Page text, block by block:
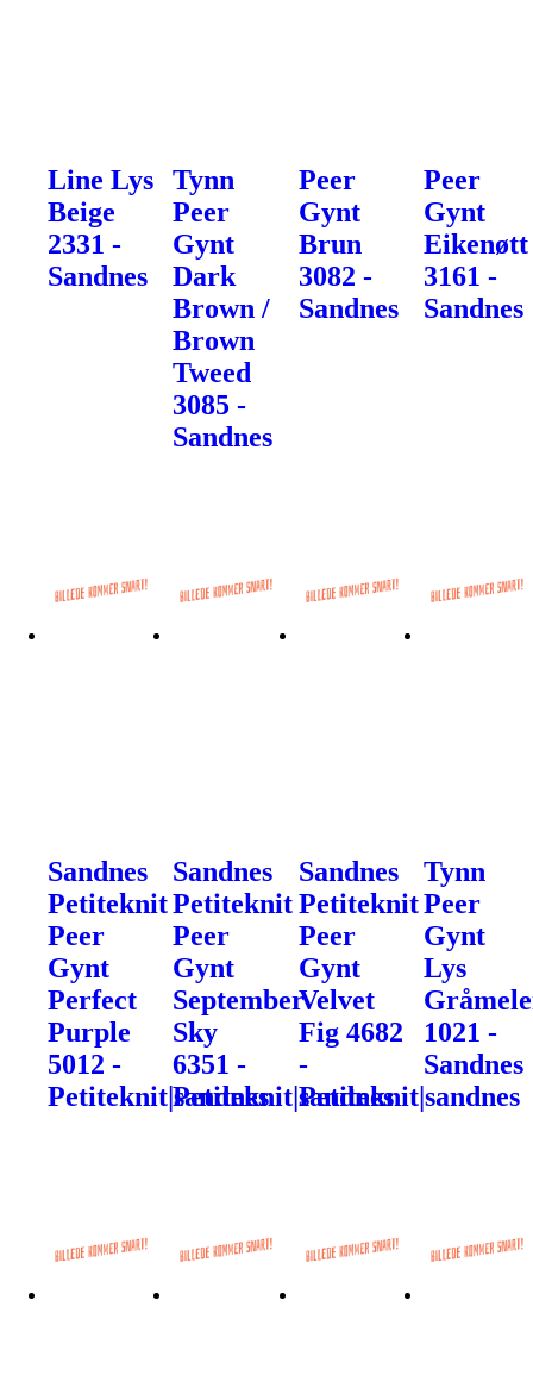
Line Lys
Beige
2331 -
Sandnes
Tynn
Peer
Gynt
Dark
Brown /
Brown
Tweed
3085 -
Sandnes
Peer
Gynt
Brun
3082 -
Sandnes
Peer
Gynt
Eikenøtt
3161 -
Sandnes
Sandnes
Petiteknit
Peer
Gynt
Perfect
Purple
5012 -
Petiteknit|sandnes
Sandnes
Petiteknit
Peer
Gynt
September
Sky
6351 -
Petiteknit|sandnes
Sandnes
Petiteknit
Peer
Gynt
Velvet
Fig 4682
-
Petiteknit|sandnes
Tynn
Peer
Gynt
Lys
1021 -
Sandnes